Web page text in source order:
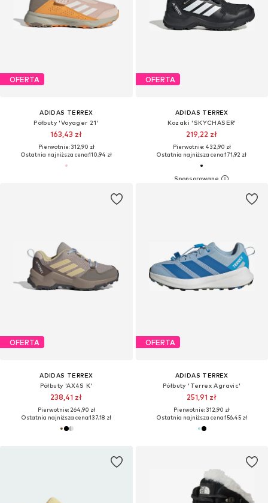
OFERTA
ADIDAS TERREX
Półbuty 'Voyager 21'
163,43 zł
Pierwotnie: 312,90 zł
Ostatnia najniższa cena:110,94 zł
OFERTA
ADIDAS TERREX
Kozaki 'SKYCHASER'
219,22 zł
Pierwotnie: 432,90 zł
Ostatnia najniższa cena:171,92 zł
OFERTA
ADIDAS TERREX
Półbuty 'AX4S K'
238,41 zł
Pierwotnie: 264,90 zł
Ostatnia najniższa cena:137,18 zł
OFERTA
ADIDAS TERREX
Półbuty 'Terrex Agravic'
251,91 zł
Pierwotnie: 312,90 zł
Ostatnia najniższa cena:156,45 zł